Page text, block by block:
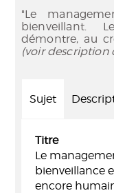
"Le
bienveillant.
démontre, au
(voir description
Sujet
Titre
Le
bienveillance
encore